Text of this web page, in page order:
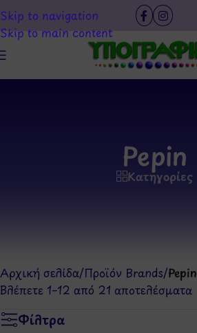
Skip to navigation
Skip to main content
Pepin
Κατηγορίες
Αρχική σελίδα/Προϊόν Brands/Pepin
Βλέπετε 1–12 από 21 αποτελέσματα
Φίλτρα